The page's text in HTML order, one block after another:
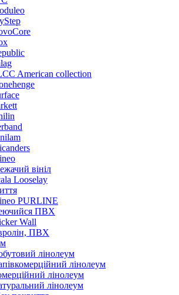
American collection
вініл
Looselay
PURLINE
ПВХ
Wall
ПВХ
лінолеум
лінолеум
лінолеум
лінолеум